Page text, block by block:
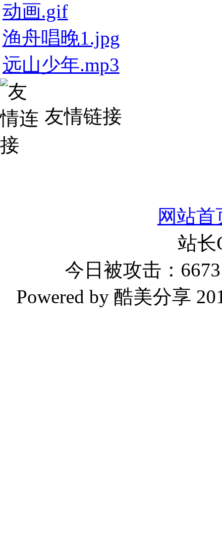
动画.gif
渔舟唱晚1.jpg
远山少年.mp3
友情链接
网站首
站
今日被攻击：
Powered by 酷美分享